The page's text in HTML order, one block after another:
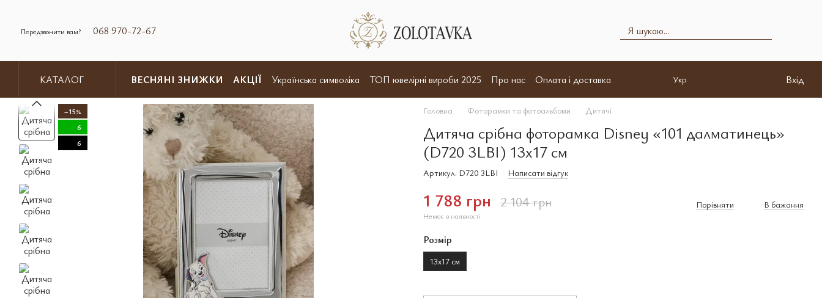
068 970-72-67
Передзвонити вам?
КАТАЛОГ ВЕСНЯНІ ЗНИЖКИ АКЦІЇ Українська символіка ТОП ювелірні вироби 2025 Про нас
Оплата і доставка
Укр Вхід
−15%
6
6
Головна Фоторамки та фотоальбоми Дитячі
Дитяча срібна фоторамка Disney «101 далматинець»
(D720 3LBI) 13х17 см
Артикул: D720 3LBI Написати відгук
1 788 грн 2 104 грн
Немає в наявності
Порівняти В бажання
Розмір
13х17 см